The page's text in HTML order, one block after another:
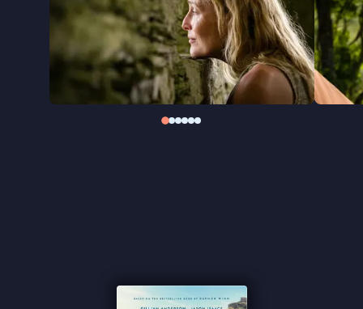
een speelfilm. De hoofdrollen worden gespeeld
door Gillian Anderson (The X Files, Sex Education,
The Crown) en Jason Isaacs (The Death of Stalin,
The White Lotus ).
★★★★ VPRO Cinema
"Een gemoedelijk, warm drama" ★★★ Trouw